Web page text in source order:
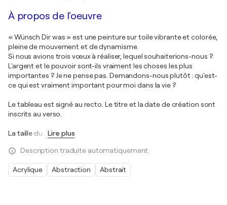
À propos de l'oeuvre
« Wünsch Dir was » est une peinture sur toile vibrante et colorée,
pleine de mouvement et de dynamisme.
Si nous avions trois vœux à réaliser, lequel souhaiterions-nous ?
L'argent et le pouvoir sont-ils vraiment les choses les plus
importantes ? Je ne pense pas. Demandons-nous plutôt : qu'est-
ce qui est vraiment important pour moi dans la vie ?
Le tableau est signé au recto. Le titre et la date de création sont
inscrits au verso.
La taille du Lire plus
Description traduite automatiquement.
Acrylique Abstraction Abstrait